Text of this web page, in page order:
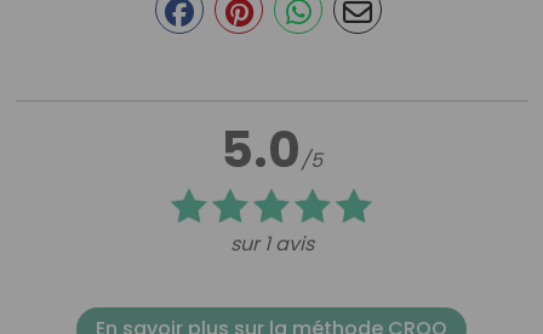
5.0/5
sur 1 avis